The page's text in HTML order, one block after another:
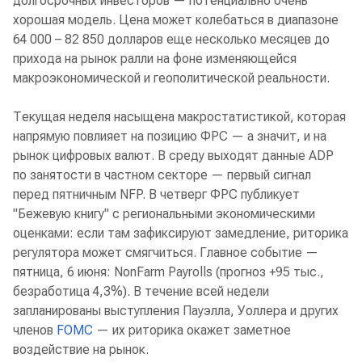
хорошая модель. Цена может колебаться в диапазоне
64 000 – 82 850 долларов еще несколько месяцев до
прихода на рынок ралли на фоне изменяющейся
макроэкономической и геополитической реальности.
Текущая неделя насыщена макростатистикой, которая
напрямую повлияет на позицию ФРС — а значит, и на
рынок цифровых валют. В среду выходят данные ADP
по занятости в частном секторе — первый сигнал
перед пятничным NFP. В четверг ФРС публикует
"Бежевую книгу" с региональными экономическими
оценками: если там зафиксируют замедление, риторика
регулятора может смягчиться. Главное событие —
пятница, 6 июня: NonFarm Payrolls (прогноз +95 тыс.,
безработица 4,3%). В течение всей недели
запланированы выступления Пауэлла, Уоллера и других
членов FOMC — их риторика окажет заметное
воздействие на рынок.